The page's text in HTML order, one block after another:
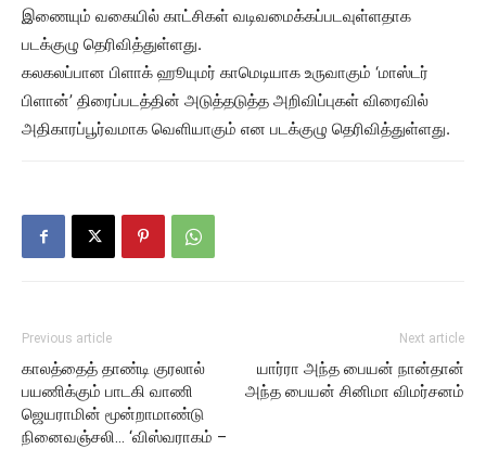
இணையும் வகையில் காட்சிகள் வடிவமைக்கப்படவுள்ளதாக
படக்குழு தெரிவித்துள்ளது.
கலகலப்பான பிளாக் ஹூயுமர் காமெடியாக உருவாகும் ‘மாஸ்டர்
பிளான்’ திரைப்படத்தின் அடுத்தடுத்த அறிவிப்புகள் விரைவில்
அதிகாரப்பூர்வமாக வெளியாகும் என படக்குழு தெரிவித்துள்ளது.
Previous article
காலத்தைத் தாண்டி குரலால்
பயணிக்கும் பாடகி வாணி
ஜெயராமின் மூன்றாமாண்டு
நினைவஞ்சலி… ‘விஸ்வராகம் –
Next article
யார்ரா அந்த பையன் நான்தான்
அந்த பையன் சினிமா விமர்சனம்